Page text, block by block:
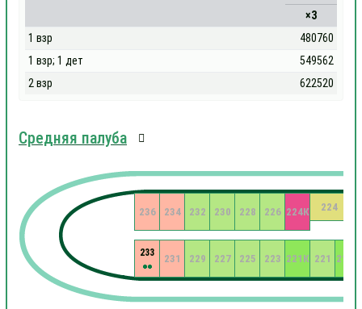
×3
1 взр
480760
1 взр; 1 дет
549562
2 взр
622520
Средняя палуба
219К
221
221К
223
224
224К
225
226
227
228
229
230
231
232
233
234
236